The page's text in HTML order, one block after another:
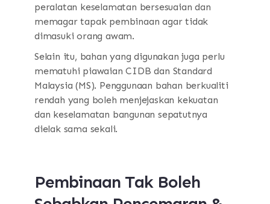
peralatan keselamatan bersesuaian dan
memagar tapak pembinaan agar tidak
dimasuki orang awam.
Selain itu, bahan yang digunakan juga perlu
mematuhi piawaian CIDB dan Standard
Malaysia (MS). Penggunaan bahan berkualiti
rendah yang boleh menjejaskan kekuatan
dan keselamatan bangunan sepatutnya
dielak sama sekali.
Pembinaan Tak Boleh